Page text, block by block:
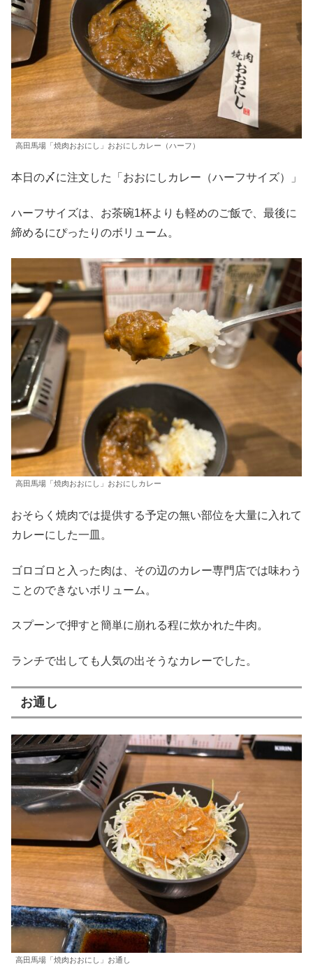
高田馬場「焼肉おおにし」おおにしカレー（ハーフ）
本日の〆に注文した「おおにしカレー（ハーフサイズ）」
ハーフサイズは、お茶碗1杯よりも軽めのご飯で、最後に
締めるにぴったりのボリューム。
高田馬場「焼肉おおにし」おおにしカレー
おそらく焼肉では提供する予定の無い部位を大量に入れて
カレーにした一皿。
ゴロゴロと入った肉は、その辺のカレー専門店では味わう
ことのできないボリューム。
スプーンで押すと簡単に崩れる程に炊かれた牛肉。
ランチで出しても人気の出そうなカレーでした。
お通し
高田馬場「焼肉おおにし」お通し